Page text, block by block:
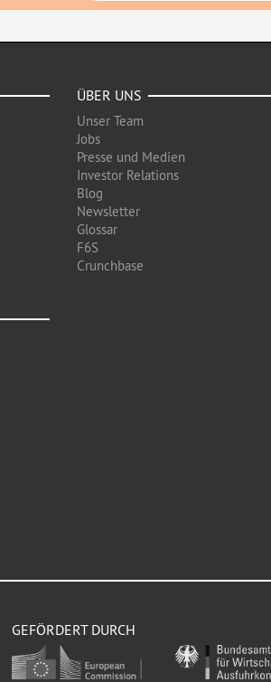
ÜBER UNS
Unser Team
Jobs
Presse und Medien
Investor Relations
Blog
Newsletter
Glossar
F6S
Crunchbase
GEFÖRDERT DURCH